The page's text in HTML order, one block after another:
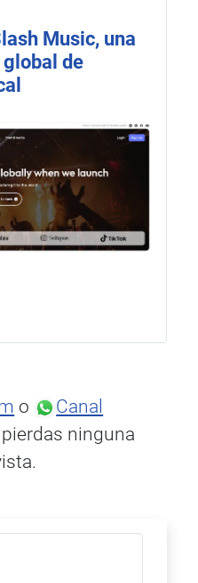
Music, una
de
o
Canal
ninguna